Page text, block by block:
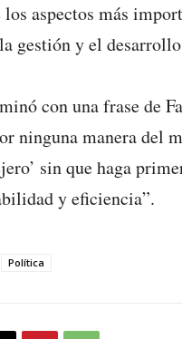
aspectos más
gestión y el
con una frase de
ninguna manera del
sin que haga
y eficiencia”.
Política